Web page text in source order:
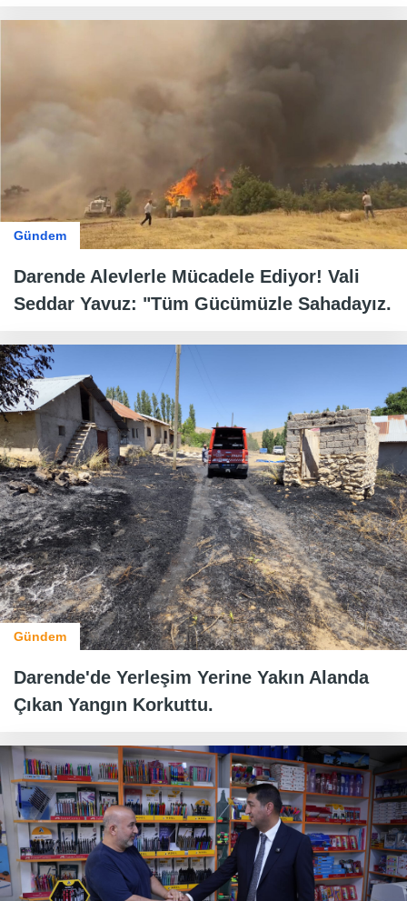
Gündem
Darende Alevlerle Mücadele Ediyor! Vali
Seddar Yavuz: "Tüm Gücümüzle Sahadayız.
Gündem
Darende'de Yerleşim Yerine Yakın Alanda
Çıkan Yangın Korkuttu.